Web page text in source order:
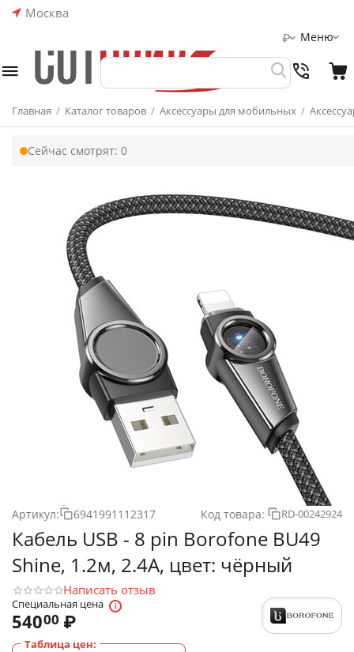
Москва
Меню
₽
Главная / Каталог товаров / Аксессуары для мобильных /
Сейчас смотрят: 0
Артикул: 6941991112317 Код товара: RD-00242924
Кабель USB - 8 pin Borofone BU49
Shine, 1.2м, 2.4A, цвет: чёрный
Написать отзыв
Специальная цена
54000 ₽
Таблица цен: